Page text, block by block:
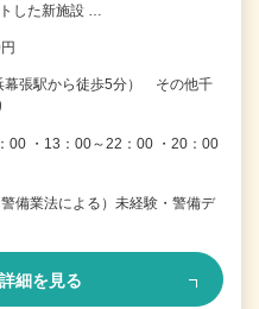
した新施設 …
幕張駅から徒歩5分） その他千
00 ・13：00～22：00 ・20：00
備業法による）未経験・警備デ
詳細を見る